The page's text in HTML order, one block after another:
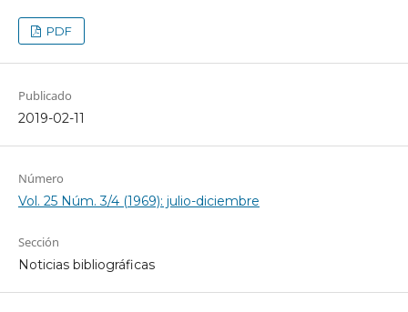
PDF
Publicado
2019-02-11
Número
Vol. 25 Núm. 3/4 (1969): julio-diciembre
Sección
Noticias bibliográficas